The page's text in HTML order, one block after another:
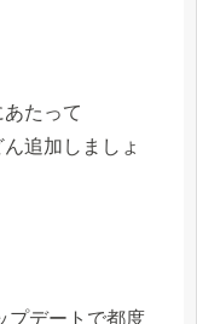
たって
追加しましょ
プデートで都度